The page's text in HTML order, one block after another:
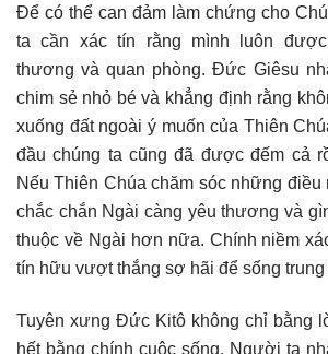
Để có thể can đảm làm chứng cho
ta cần xác tín rằng mình luôn
thương và quan phòng. Đức Giêsu
chim sẻ nhỏ bé và khẳng định rằng
xuống đất ngoài ý muốn của Thiên
đầu chúng ta cũng đã được đếm cả
Nếu Thiên Chúa chăm sóc những điều
chắc chắn Ngài càng yêu thương và
thuộc về Ngài hơn nữa. Chính niềm
tín hữu vượt thắng sợ hãi để sống
Tuyên xưng Đức Kitô không chỉ bằng
hết bằng chính cuộc sống. Người ta